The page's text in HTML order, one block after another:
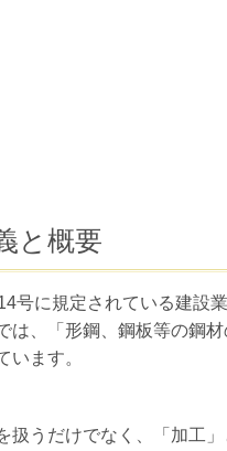
と概要
に規定されている建設
は、「形鋼、鋼板等の鋼
います。
扱うだけでなく、「加工